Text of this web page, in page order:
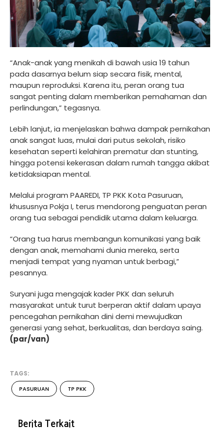
“Anak-anak yang menikah di bawah usia 19 tahun
pada dasarnya belum siap secara fisik, mental,
maupun reproduksi. Karena itu, peran orang tua
sangat penting dalam memberikan pemahaman dan
perlindungan,” tegasnya.
Lebih lanjut, ia menjelaskan bahwa dampak pernikahan
anak sangat luas, mulai dari putus sekolah, risiko
kesehatan seperti kelahiran prematur dan stunting,
hingga potensi kekerasan dalam rumah tangga akibat
ketidaksiapan mental.
Melalui program PAAREDI, TP PKK Kota Pasuruan,
khususnya Pokja I, terus mendorong penguatan peran
orang tua sebagai pendidik utama dalam keluarga.
“Orang tua harus membangun komunikasi yang baik
dengan anak, memahami dunia mereka, serta
menjadi tempat yang nyaman untuk berbagi,”
pesannya.
Suryani juga mengajak kader PKK dan seluruh
masyarakat untuk turut berperan aktif dalam upaya
pencegahan pernikahan dini demi mewujudkan
generasi yang sehat, berkualitas, dan berdaya saing.
(par/van)
TAGS:
PASURUAN TP PKK
Berita Terkait